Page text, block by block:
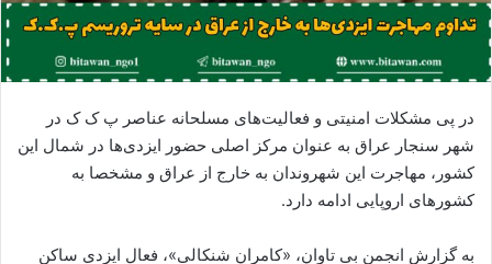
در پی مشکلات امنیتی و فعالیت‌های مسلحانه عناصر پ ک ک در
شهر سنجار عراق به عنوان مرکز اصلی حضور ایزدی‌ها در شمال این
کشور، مهاجرت این شهروندان به خارج از عراق و مشخصا به
کشورهای اروپایی ادامه دارد.
به گزارش انجمن بی تاوان، «کامران شنکالی»، فعال ایزدی ساکن